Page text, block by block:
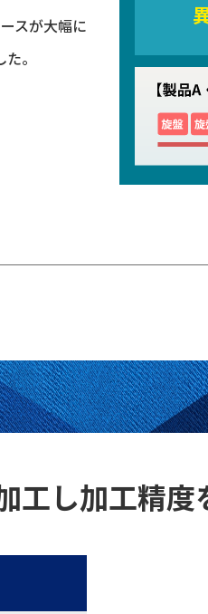
スが大幅に
。
工し加工精度